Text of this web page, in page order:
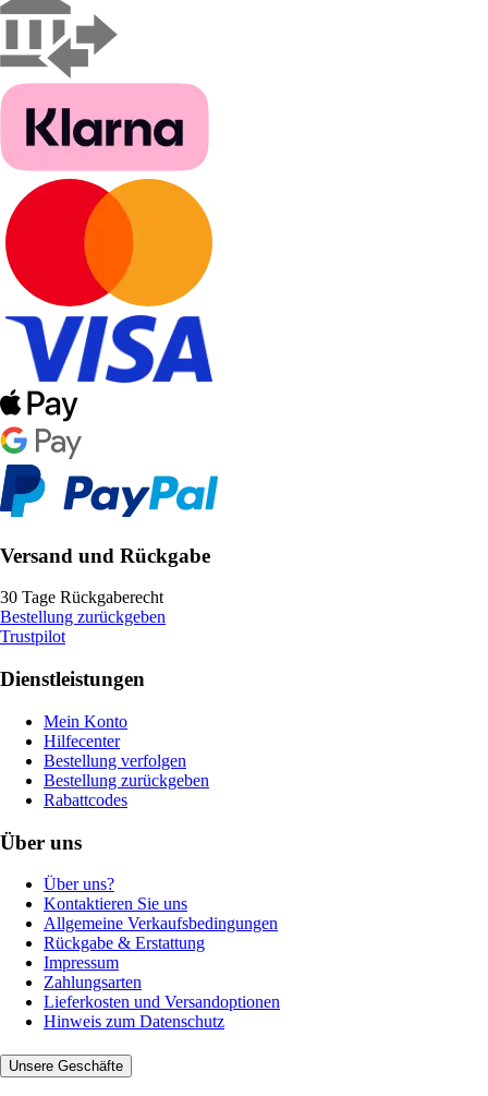
Versand und Rückgabe
30 Tage Rückgaberecht
Bestellung zurückgeben
Trustpilot
Dienstleistungen
Mein Konto
Hilfecenter
Bestellung verfolgen
Bestellung zurückgeben
Rabattcodes
Über uns
Über uns?
Kontaktieren Sie uns
Allgemeine Verkaufsbedingungen
Rückgabe & Erstattung
Impressum
Zahlungsarten
Lieferkosten und Versandoptionen
Hinweis zum Datenschutz
Unsere Geschäfte